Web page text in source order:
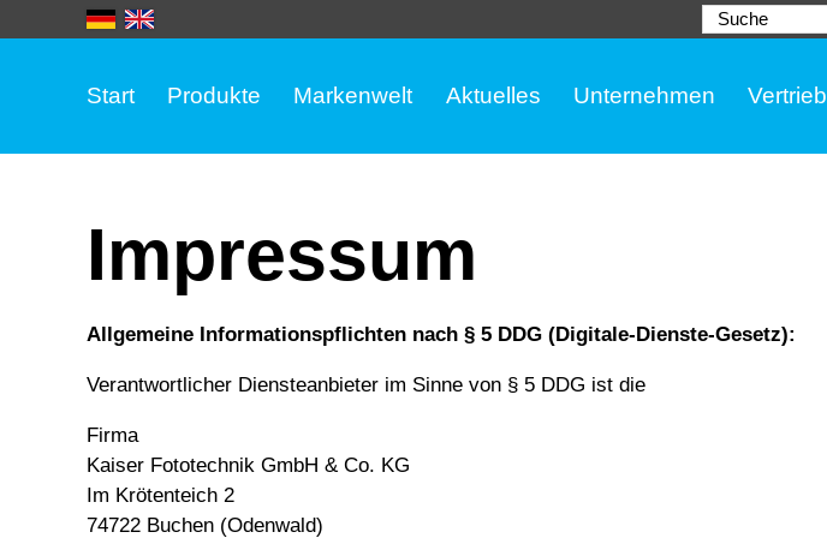
Suche
Start Produkte Markenwelt Aktuelles Unternehmen Vertrieb
Impressum
Allgemeine Informationspflichten nach § 5 DDG (Digitale-Dienste-Gesetz):
Verantwortlicher Diensteanbieter im Sinne von § 5 DDG ist die
Firma
Kaiser Fototechnik GmbH & Co. KG
Im Krötenteich 2
74722 Buchen (Odenwald)